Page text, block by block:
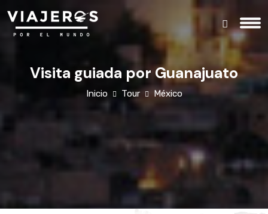
Visita guiada por Guanajuato
Inicio Tour México